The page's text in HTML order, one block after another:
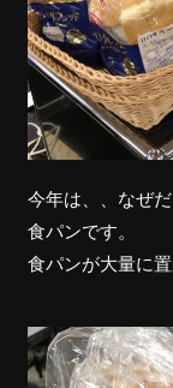
今年は、、なぜだ
食パンです。
食パンが大量に